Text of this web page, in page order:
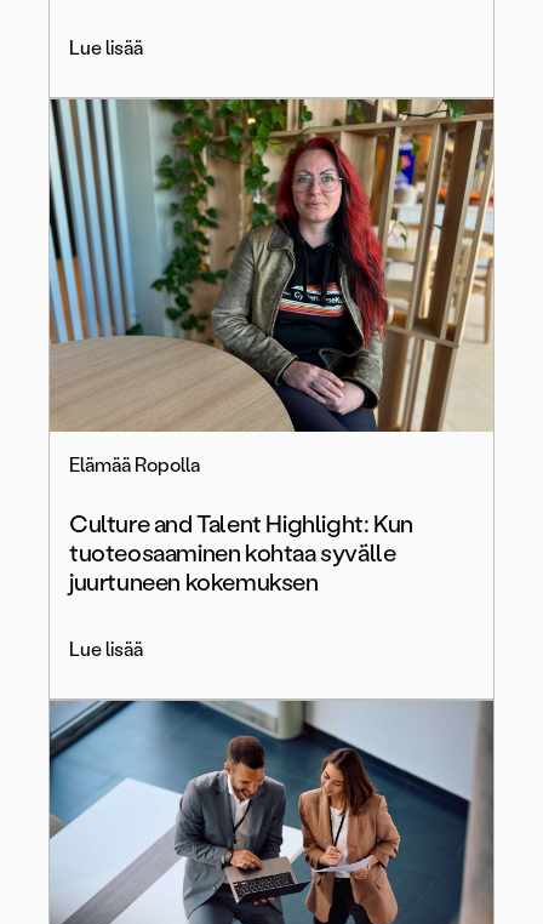
Lue lisää
Elämää Ropolla
Culture and Talent Highlight: Kun
tuoteosaaminen kohtaa syvälle
juurtuneen kokemuksen
Lue lisää